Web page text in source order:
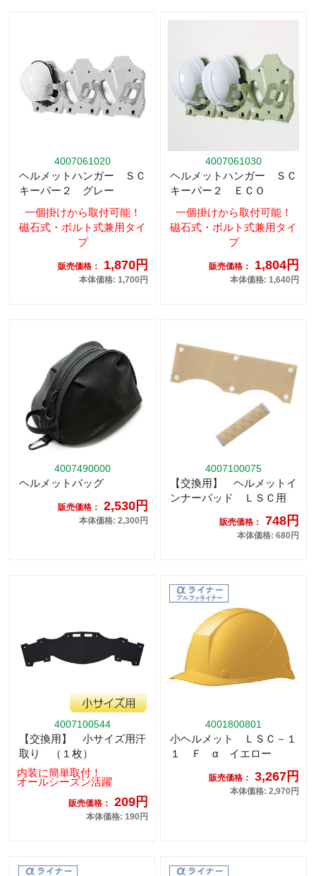
4007061020
ヘルメットハンガー ＳＣ
キーパー２ グレー
一個掛けから取付可能！
磁石式・ボルト式兼用タイ
プ
販売価格： 1,870円
本体価格: 1,700円
4007061030
ヘルメットハンガー ＳＣ
キーパー２ ＥＣＯ
一個掛けから取付可能！
磁石式・ボルト式兼用タイ
プ
販売価格： 1,804円
本体価格: 1,640円
4007490000
ヘルメットバッグ
販売価格： 2,530円
本体価格: 2,300円
4007100075
【交換用】 ヘルメットイ
ンナーパッド ＬＳＣ用
販売価格： 748円
本体価格: 680円
4007100544
【交換用】 小サイズ用汗
取り （１枚）
内装に簡単取付！
オールシーズン活躍
販売価格： 209円
本体価格: 190円
4001800801
小ヘルメット ＬＳＣ－１
１ Ｆ α イエロー
販売価格： 3,267円
本体価格: 2,970円